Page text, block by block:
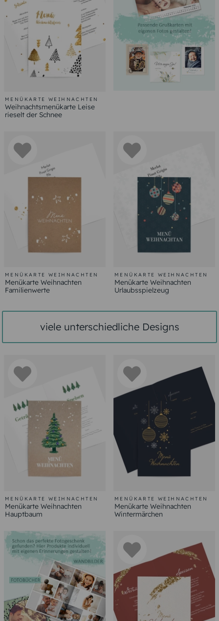
MENÜKARTE WEIHNACHTEN
Weihnachtsmenükarte Leise
rieselt der Schnee
MENÜKARTE WEIHNACHTEN
Menükarte Weihnachten
Familienwerte
MENÜKARTE WEIHNACHTEN
Menükarte Weihnachten
Urlaubsspielzeug
viele unterschiedliche Designs
MENÜKARTE WEIHNACHTEN
Menükarte Weihnachten
Hauptbaum
MENÜKARTE WEIHNACHTEN
Menükarte Weihnachten
Wintermärchen